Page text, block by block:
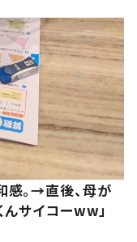
。→直後、母が
んサイコーww」